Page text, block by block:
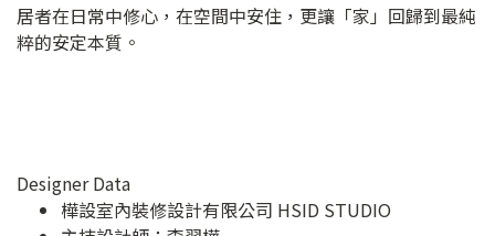
居者在日常中修心，在空間中安住，更讓「家」回歸到最純
粹的安定本質。
Designer Data
樺設室內裝修設計有限公司 HSID STUDIO